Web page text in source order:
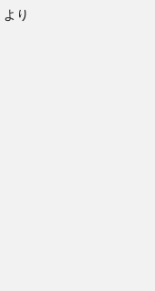
より